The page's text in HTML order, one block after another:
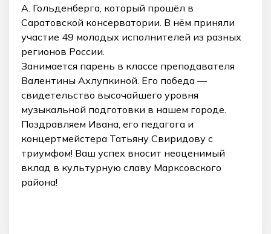
А. Гольденберга, который прошёл в
Саратовской консерватории. В нём приняли
участие 49 молодых исполнителей из разных
регионов России.
Занимается парень в классе преподавателя
Валентины Ахлупкиной. Его победа —
свидетельство высочайшего уровня
музыкальной подготовки в нашем городе.
Поздравляем Ивана, его педагога и
концертмейстера Татьяну Свиридову с
триумфом! Ваш успех вносит неоценимый
вклад в культурную славу Марксовского
района!